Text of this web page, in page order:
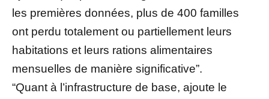
les premières données, plus de 400 familles
ont perdu totalement ou partiellement leurs
habitations et leurs rations alimentaires
mensuelles de manière significative”.
“Quant à l’infrastructure de base, ajoute le